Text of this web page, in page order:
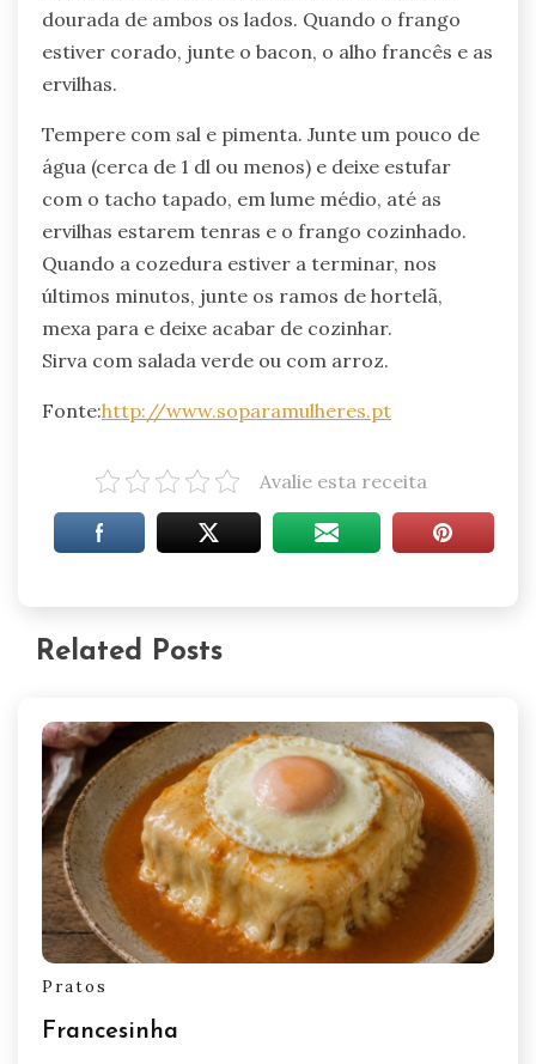
dourada de ambos os lados. Quando o frango
estiver corado, junte o bacon, o alho francês e as
ervilhas.
Tempere com sal e pimenta. Junte um pouco de
água (cerca de 1 dl ou menos) e deixe estufar
com o tacho tapado, em lume médio, até as
ervilhas estarem tenras e o frango cozinhado.
Quando a cozedura estiver a terminar, nos
últimos minutos, junte os ramos de hortelã,
mexa para e deixe acabar de cozinhar.
Sirva com salada verde ou com arroz.
Fonte:http://www.soparamulheres.pt
Avalie esta receita
Related Posts
Pratos
Francesinha